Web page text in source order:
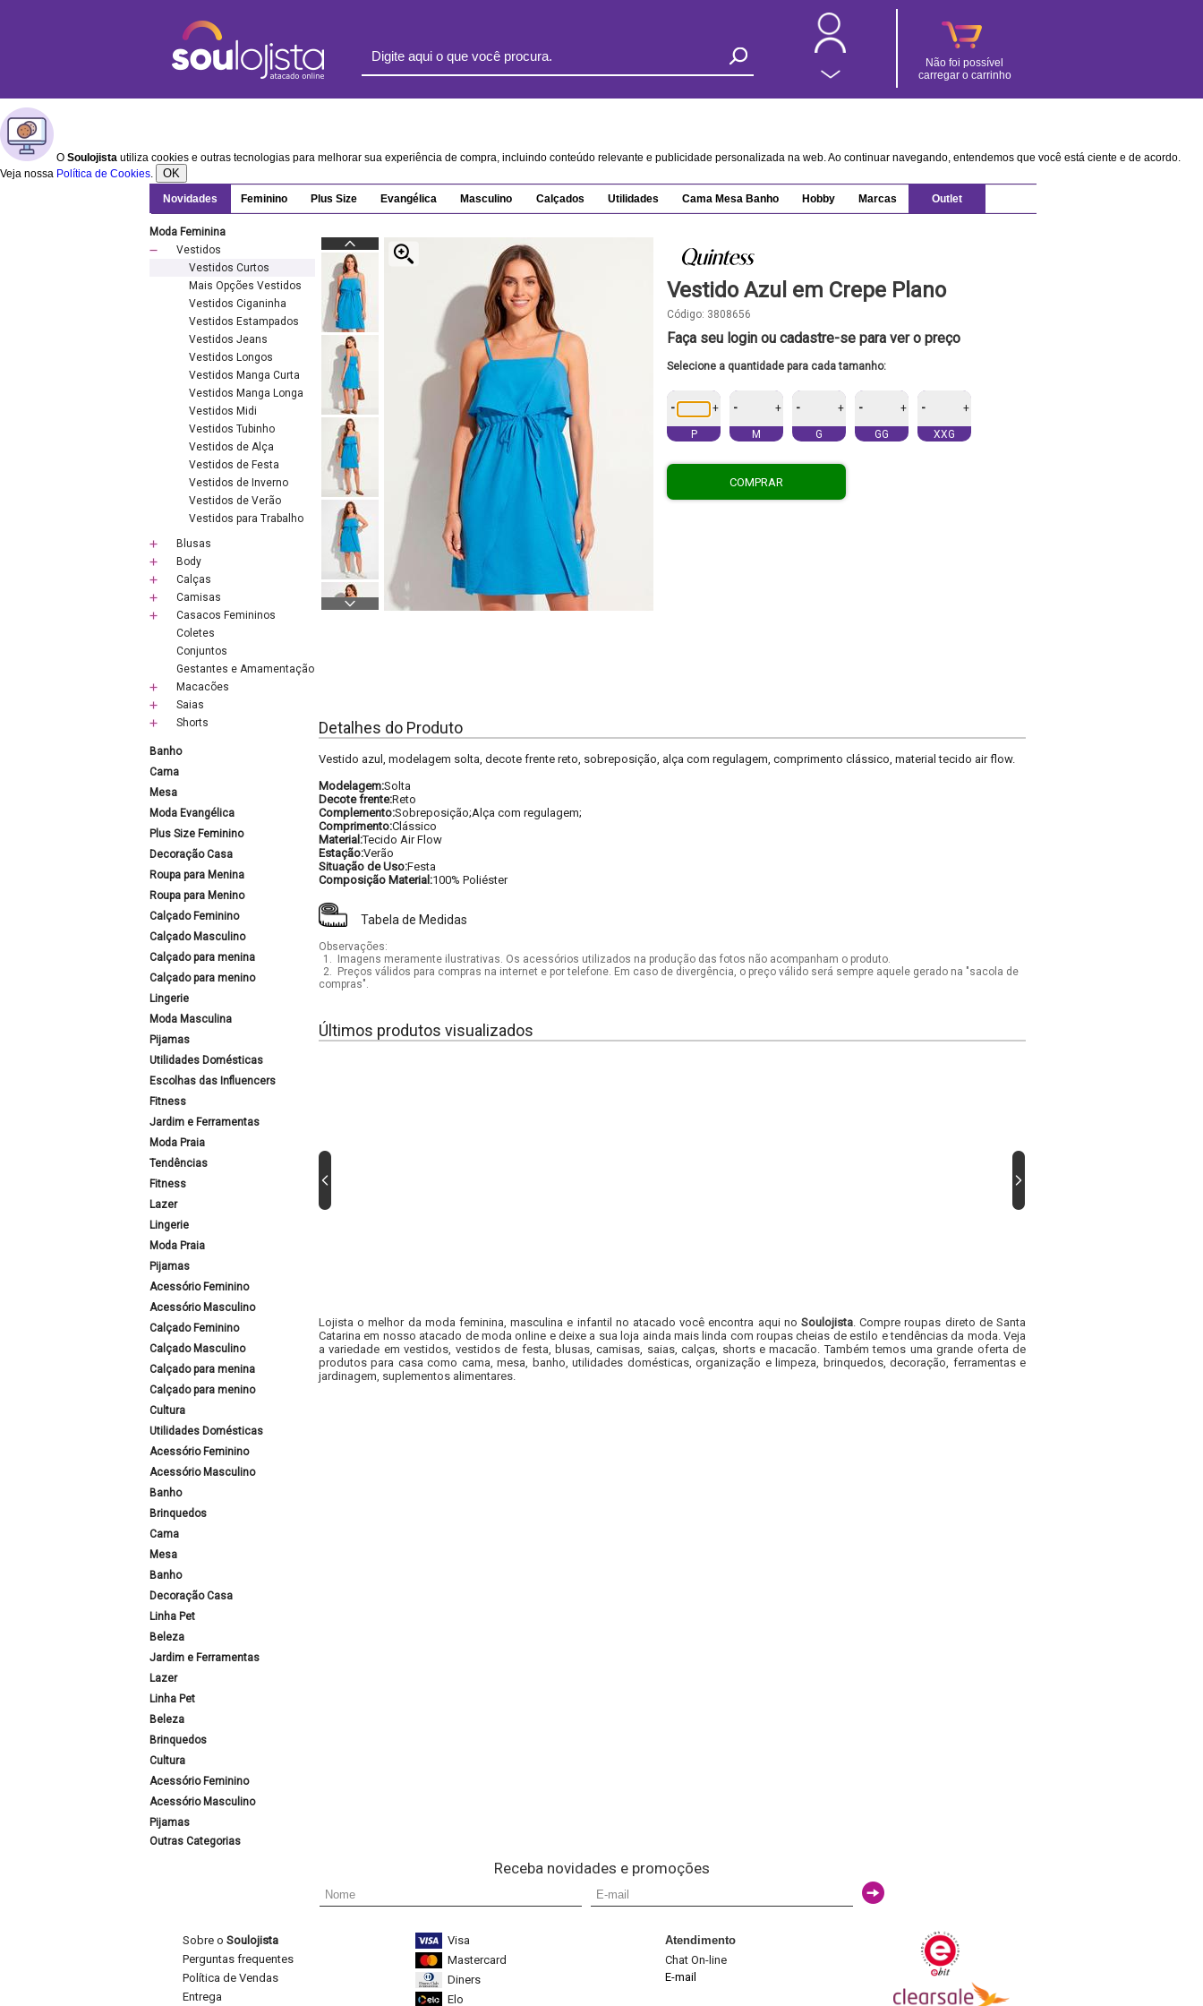
Não foi possível
carregar o carrinho
O Soulojista utiliza cookies e outras tecnologias para melhorar sua experiência de compra, incluindo conteúdo relevante e publicidade personalizada na web. Ao continuar navegando, entendemos que você está ciente e de acordo.
Veja nossa Política de Cookies. OK
Novidades Feminino Plus Size Evangélica Masculino Calçados Utilidades Cama Mesa Banho Hobby Marcas Outlet
Moda Feminina
Vestidos
Vestidos Curtos
Mais Opções Vestidos
Vestidos Ciganinha
Vestidos Estampados
Vestidos Jeans
Vestidos Longos
Vestidos Manga Curta
Vestidos Manga Longa
Vestidos Midi
Vestidos Tubinho
Vestidos de Alça
Vestidos de Festa
Vestidos de Inverno
Vestidos de Verão
Vestidos para Trabalho
Blusas
Body
Calças
Camisas
Casacos Femininos
Coletes
Conjuntos
Gestantes e Amamentação
Macacões
Saias
Shorts
Banho
Cama
Mesa
Moda Evangélica
Plus Size Feminino
Decoração Casa
Roupa para Menina
Roupa para Menino
Calçado Feminino
Calçado Masculino
Calçado para menina
Calçado para menino
Lingerie
Moda Masculina
Pijamas
Utilidades Domésticas
Escolhas das Influencers
Fitness
Jardim e Ferramentas
Moda Praia
Tendências
Fitness
Lazer
Lingerie
Moda Praia
Pijamas
Acessório Feminino
Acessório Masculino
Calçado Feminino
Calçado Masculino
Calçado para menina
Calçado para menino
Cultura
Utilidades Domésticas
Acessório Feminino
Acessório Masculino
Banho
Brinquedos
Cama
Mesa
Banho
Decoração Casa
Linha Pet
Beleza
Jardim e Ferramentas
Lazer
Linha Pet
Beleza
Brinquedos
Cultura
Acessório Feminino
Acessório Masculino
Pijamas
Outras Categorias
Vestido Azul em Crepe Plano
Código: 3808656
Faça seu login ou cadastre-se para ver o preço
Selecione a quantidade para cada tamanho:
- +
P
- +
M
- +
G
- +
GG
- +
XXG
COMPRAR
Detalhes do Produto
Vestido azul, modelagem solta, decote frente reto, sobreposição, alça com regulagem, comprimento clássico, material tecido air flow.
Modelagem:Solta
Decote frente:Reto
Complemento:Sobreposição;Alça com regulagem;
Comprimento:Clássico
Material:Tecido Air Flow
Estação:Verão
Situação de Uso:Festa
Composição Material:100% Poliéster
Tabela de Medidas
Observações:
1.
Imagens meramente ilustrativas. Os acessórios utilizados na produção das fotos não acompanham o produto.
2.
Preços válidos para compras na internet e por telefone. Em caso de divergência, o preço válido será sempre aquele gerado na "sacola de
compras".
Últimos produtos visualizados
Lojista o melhor da moda feminina, masculina e infantil no atacado você encontra aqui no Soulojista. Compre roupas direto de Santa
Catarina em nosso atacado de moda online e deixe a sua loja ainda mais linda com roupas cheias de estilo e tendências da moda. Veja
a variedade em vestidos, vestidos de festa, blusas, camisas, saias, calças, shorts e macacão. Também temos uma grande oferta de
produtos para casa como cama, mesa, banho, utilidades domésticas, organização e limpeza, brinquedos, decoração, ferramentas e
jardinagem, suplementos alimentares.
Receba novidades e promoções
Sobre o Soulojista
Perguntas frequentes
Política de Vendas
Entrega
Visa
Mastercard
Diners
Elo
Atendimento
Chat On-line
E-mail